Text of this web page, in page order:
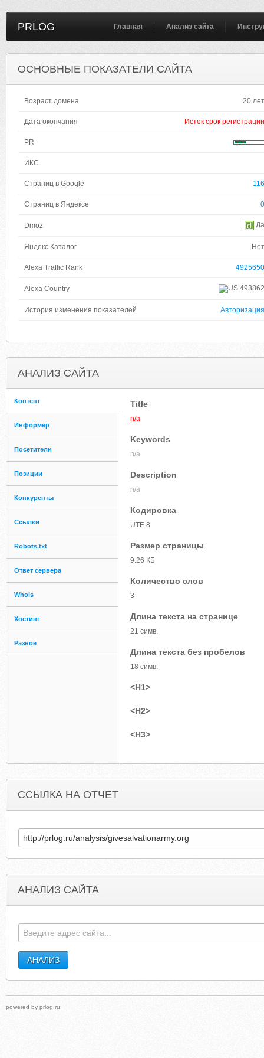
PRLOG Главная Анализ сайта
ОСНОВНЫЕ ПОКАЗАТЕЛИ САЙТА
Возраст домена 20 лет
Дата окончания Истек срок регистрации
PR
ИКС
Страниц в Google 116
Страниц в Яндексе 0
Dmoz Да
Яндекс Каталог Нет
Alexa Traffic Rank 4925650
Alexa Country 493862
История изменения показателей Авторизация
АНАЛИЗ САЙТА
Контент
Информер
Посетители
Позиции
Конкуренты
Ссылки
Robots.txt
Ответ сервера
Whois
Хостинг
Разное
Title
n/a
Keywords
n/a
Description
n/a
Кодировка
UTF-8
Размер страницы
9.26 КБ
Количество слов
3
Длина текста на странице
21 симв.
Длина текста без пробелов
18 симв.
<H1>
<H2>
<H3>
ССЫЛКА НА ОТЧЕТ
АНАЛИЗ САЙТА
powered by prlog.ru